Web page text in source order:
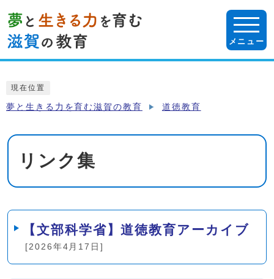
メニュー
現在位置
夢と生きる力を育む滋賀の教育 道徳教育
リンク集
メインメニュー
【文部科学省】道徳教育アーカイブ
[2026年4月17日]